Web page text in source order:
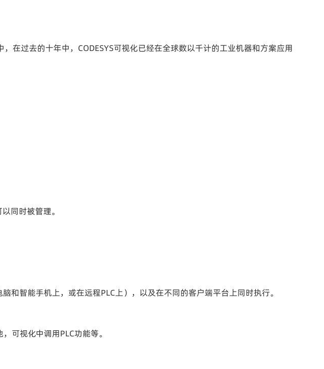
在过去的十年中，CODESYS可视化已经在全球数以千计的工业机器和方案应用
同时被管理。
和智能手机上，或在远程PLC上），以及在不同的客户端平台上同时执行。
可视化中调用PLC功能等。